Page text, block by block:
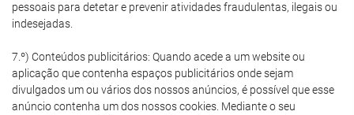
pessoais para detetar e prevenir atividades fraudulentas, ilegais ou
indesejadas.
7.º) Conteúdos publicitários: Quando acede a um website ou
aplicação que contenha espaços publicitários onde sejam
divulgados um ou vários dos nossos anúncios, é possível que esse
anúncio contenha um dos nossos cookies. Mediante o seu